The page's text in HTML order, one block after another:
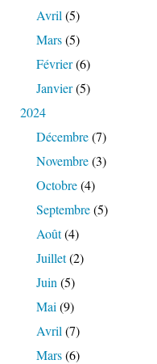
Avril (5)
Mars(5)
Février(6)
Janvier(5)
2024
Décembre(7)
Novembre(3)
Octobre(4)
Septembre(5)
Août(4)
Juillet(2)
Juin (5)
Mai (9)
Avril (7)
Mars(6)